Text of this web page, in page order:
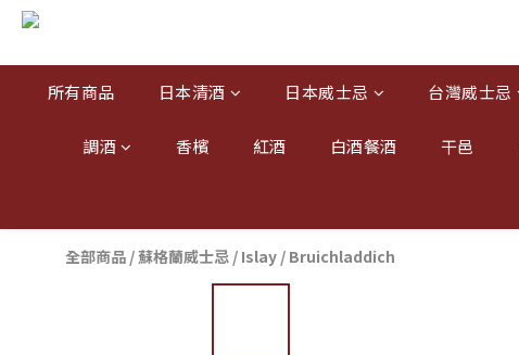
所有商品 日本清酒 日本威士忌 台灣威士忌
調酒 香檳 紅酒 白酒餐酒 干邑
全部商品 /蘇格蘭威士忌 / Islay / Bruichladdich